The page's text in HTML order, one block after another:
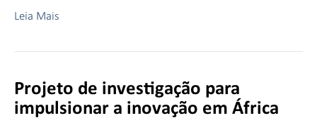
Leia Mais
Projeto de investigação para
impulsionar a inovação em África